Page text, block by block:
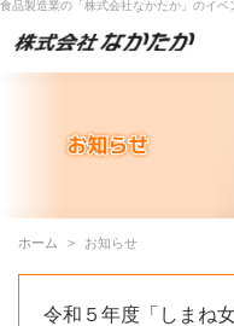
食品製造業の「株式会社なかたか」のイベ
ホーム お知らせ
令和５年度「しまね